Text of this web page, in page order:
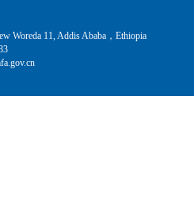
Woreda 11, Addis Ababa，Ethiopia